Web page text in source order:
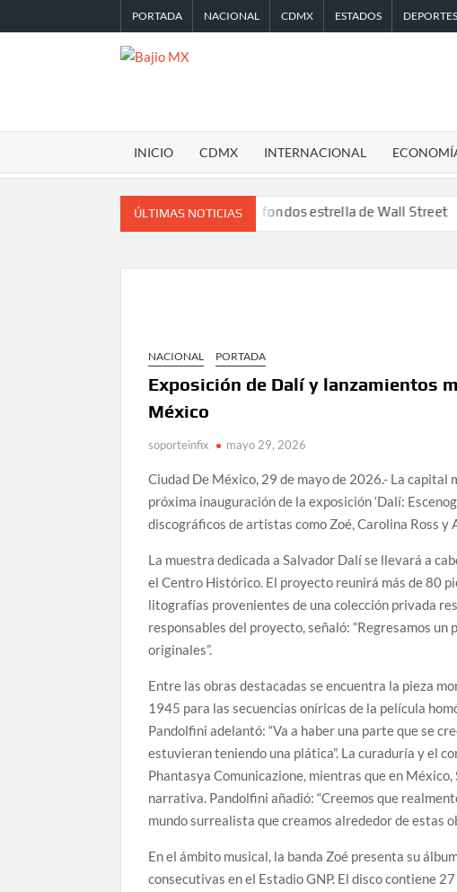
al
PORTADA NACIONAL CDMX ESTADOS DEPORTES
MX
INICIO CDMX INTERNACIONAL
ÚLTIMAS NOTICIAS
Desplome de la IA arrastra a fondos estrella de Wall Street Lotería
NACIONAL PORTADA
Exposición de Dalí y lanzamientos
México
soporteinfix mayo 29, 2026
Ciudad De México, 29 de mayo de 2026.- La
próxima inauguración de la exposición ‘Dalí:
discográficos de artistas como Zoé, Carolina Ross y
La muestra dedicada a Salvador Dalí se llevará a
el Centro Histórico. El proyecto reunirá más de 80
litografías provenientes de una colección privada
responsables del proyecto, señaló: “Regresamos
originales”.
Entre las obras destacadas se encuentra la pieza
1945 para las secuencias oníricas de la película
Pandolfini adelantó: “Va a haber una parte que se
estuvieran teniendo una plática”. La curaduría y el
Phantasya Comunicazione, mientras que en
narrativa. Pandolfini añadió: “Creemos que
mundo surrealista que creamos alrededor de estas
En el ámbito musical, la banda Zoé presenta su
consecutivas en el Estadio GNP. El disco contiene